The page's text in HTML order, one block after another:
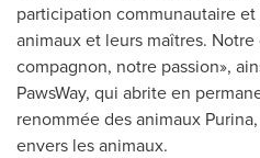
participation communautaire
animaux et leurs maîtres.
compagnon, notre passion»,
PawsWay, qui abrite en
renommée des animaux
envers les animaux.